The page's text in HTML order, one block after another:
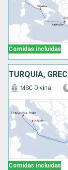
Comidas incluidas
TURQUÍA,
Comidas incluidas
MSC Divina